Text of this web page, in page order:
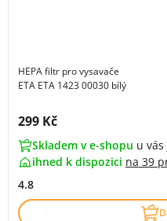
HEPA filtr pro vysavače
ETA ETA 1423 00030 bílý
Cena s DPH:
299 Kč
Skladem v e-shopu u
ihned k dispozici na 39
4.8